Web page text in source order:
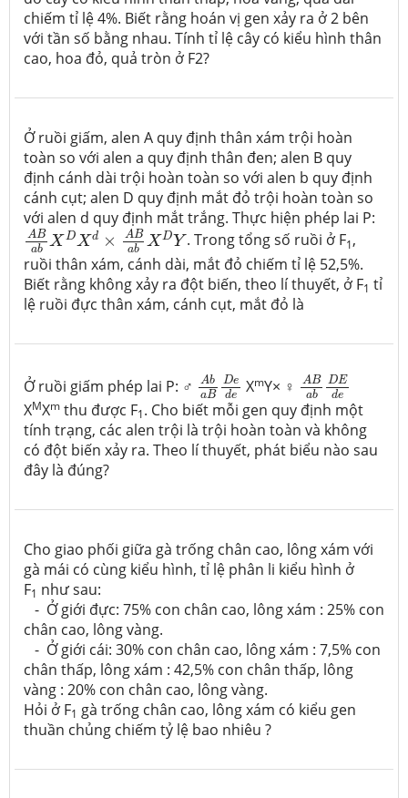
chiếm tỉ lệ 4%. Biết rằng hoán vị gen xảy ra ở 2 bên
với tần số bằng nhau. Tính tỉ lệ cây có kiểu hình thân
cao, hoa đỏ, quả tròn ở F2?
Ở ruồi giấm, alen A quy định thân xám trội hoàn
toàn so với alen a quy định thân đen; alen B quy
định cánh dài trội hoàn toàn so với alen b quy định
cánh cụt; alen D quy định mắt đỏ trội hoàn toàn so
với alen d quy định mắt trắng. Thực hiện phép lai P:
AB
ab X DXd × AB
ab XDY
ABabXDXd× ABabXDY
. Trong tổng số ruồi ở F1,
ruồi thân xám, cánh dài, mắt đỏ chiếm tỉ lệ 52,5%.
Biết rằng không xảy ra đột biến, theo lí thuyết, ở F1 tỉ
lệ ruồi đực thân xám, cánh cụt, mắt đỏ là
Ở ruồi giấm phép lai P: ♂ Ab
aB
De
de
Ab aB XmY× ♀ AB
ab
DE
de
ABabD
XMXm thu được F1. Cho biết mỗi gen quy định một
tính trạng, các alen trội là trội hoàn toàn và không
có đột biến xảy ra. Theo lí thuyết, phát biểu nào sau
đây là đúng?
Cho giao phối giữa gà trống chân cao, lông xám với
gà mái có cùng kiểu hình, tỉ lệ phân li kiểu hình ở
F1 như sau:
- Ở giới đực: 75% con chân cao, lông xám : 25% con
chân cao, lông vàng.
- Ở giới cái: 30% con chân cao, lông xám : 7,5% con
chân thấp, lông xám : 42,5% con chân thấp, lông
vàng : 20% con chân cao, lông vàng.
Hỏi ở F1 gà trống chân cao, lông xám có kiểu gen
thuần chủng chiếm tỷ lệ bao nhiêu ?